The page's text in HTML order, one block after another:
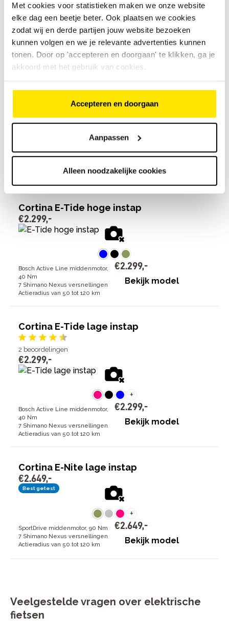
Met cookies voor statistieken maken we onze website
elke dag een beetje beter. Ook plaatsen we cookies
zodat wij en derde partijen jouw website bezoeken
kunnen volgen en we je relevante advertenties kunnen
tonen. Door op 'accepteren en doorgaan' te klikken, ga je
akkoord met het gebruik van cookies.
Accepteren en doorgaan
Aanpassen
Alleen noodzakelijke cookies
Bosch Performance Line
middenmotor, 75 Nm
Actieradius van 60 tot 150 km
€4.599, -
Bekijk model
Dutch ID Phantom S75+ lage instap
22 beoordelingen
Bosch Performance Line
middenmotor, 75 Nm
Enviolo traploze versnellingen
Actieradius van 60 tot 150 km
Cortina E-Tide hoge instap
€2.299,-
Bosch Active Line middenmotor,
40 Nm
7 Shimano Nexus versnellingen
Actieradius van 50 tot 120 km
€2.299,-
Bekijk model
Cortina E-Tide lage instap
2 beoordelingen
€2.299,-
+
Bosch Active Line middenmotor,
40 Nm
7 Shimano Nexus versnellingen
Actieradius van 50 tot 120 km
€2.299,-
Bekijk model
Cortina E-Nite lage instap
€2.649,-
Best getest
+
SportDrive middenmotor, 90 Nm
7 Shimano Nexus versnellingen
Actieradius van 50 tot 120 km
€2.649,-
Bekijk model
Veelgestelde vragen over elektrische
fietsen